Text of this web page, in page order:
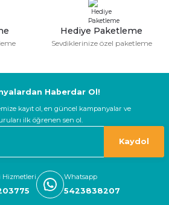
Hediye Paketleme
Sevdiklerinize özel paketleme
Haberdar Ol!
kayıt ol, en güncel kampanyalar ve
ilk öğrenen sen ol.
Kaydol
Hizmetleri Whatsapp
5423838207